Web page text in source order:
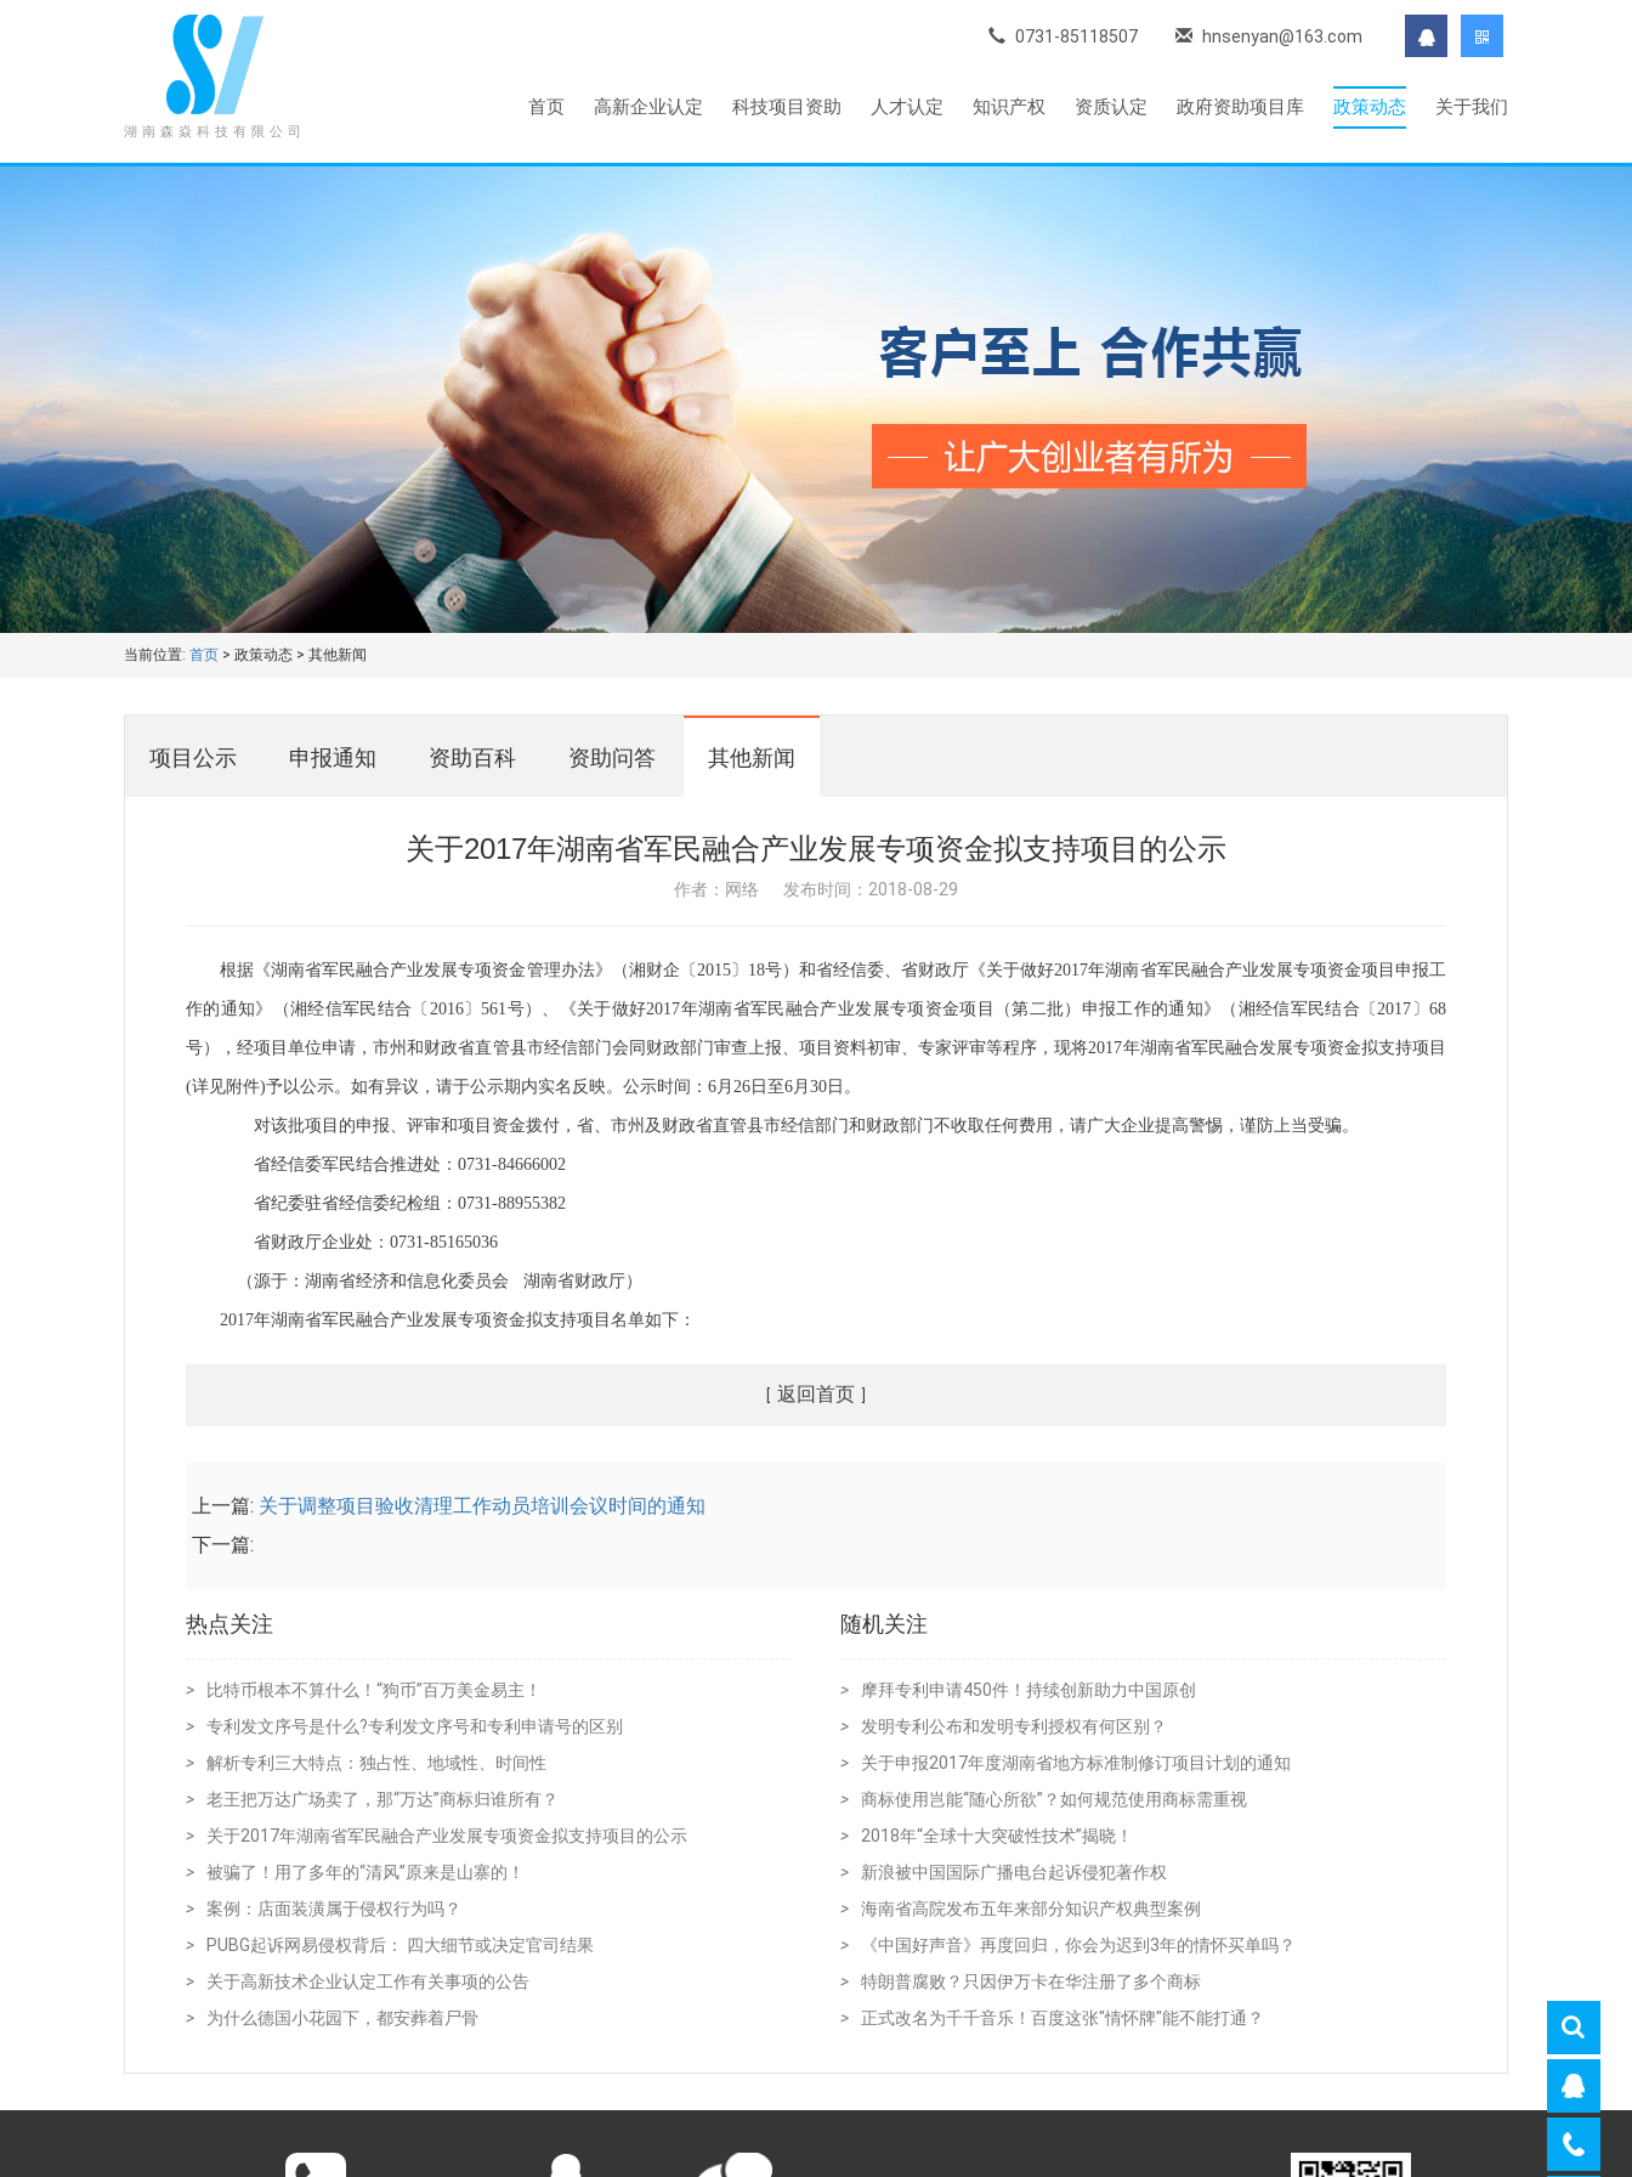
湖南森焱科技有限公司
0731-85118507 hnsenyan@163.com
首页 高新企业认定 科技项目资助 人才认定 知识产权 资质认定 政府资助项目库 政策动态 关于我们
当前位置: 首页 > 政策动态 > 其他新闻
项目公示 申报通知 资助百科 资助问答 其他新闻
关于2017年湖南省军民融合产业发展专项资金拟支持项目的公示
作者：网络 发布时间：2018-08-29
根据《湖南省军民融合产业发展专项资金管理办法》（湘财企〔2015〕18号）和省经信委、省财政厅《关于做好2017年湖南省军民融合产业发展专项资金项目申报工
作的通知》（湘经信军民结合〔2016〕561号）、《关于做好2017年湖南省军民融合产业发展专项资金项目（第二批）申报工作的通知》（湘经信军民结合〔2017〕68
号） ，经项目单位申请，市州和财政省直管县市经信部门会同财政部门审查上报、项目资料初审、专家评审等程序 ，现将2017年湖南省军民融合发展专项资金拟支持项目
(详见附件)予以公示。如有异议 ， 请于公示期内实名反映。公示时间：6月26日至6月30日 。
对该批项目的申报、评审和项目资金拨付 ， 省、市州及财政省直管县市经信部门和财政部门不收取任何费用，请广大企业提高警惕 ， 谨防上当受骗。
省经信委军民结合推进处：0731-84666002
省纪委驻省经信委纪检组：0731-88955382
省财政厅企业处：0731-85165036
（源于：湖南省经济和信息化委员会 湖南省财政厅）
2017年湖南省军民融合产业发展专项资金拟支持项目名单如下：
返回首页
上一篇: 关于调整项目验收清理工作动员培训会议时间的通知
下一篇:
热点关注
>
比特币根本不算什么！“狗币”百万美金易主！
>
专利发文序号是什么?专利发文序号和专利申请号的区别
>
解析专利三大特点：独占性、地域性、时间性
>
老王把万达广场卖了，那“万达”商标归谁所有？
>
关于2017年湖南省军民融合产业发展专项资金拟支持项目的公示
>
被骗了！用了多年的“清风”原来是山寨的！
>
案例：店面装潢属于侵权行为吗？
>
PUBG起诉网易侵权背后： 四大细节或决定官司结果
>
关于高新技术企业认定工作有关事项的公告
>
为什么德国小花园下，都安葬着尸骨
随机关注
>
摩拜专利申请450件！持续创新助力中国原创
>
发明专利公布和发明专利授权有何区别？
>
关于申报2017年度湖南省地方标准制修订项目计划的通知
>
商标使用岂能“随心所欲”？如何规范使用商标需重视
>
2018年“全球十大突破性技术”揭晓！
>
新浪被中国国际广播电台起诉侵犯著作权
>
海南省高院发布五年来部分知识产权典型案例
>
《中国好声音》再度回归，你会为迟到3年的情怀买单吗？
>
特朗普腐败？只因伊万卡在华注册了多个商标
>
正式改名为千千音乐！百度这张"情怀牌"能不能打通？